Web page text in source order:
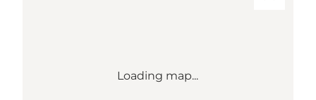
Loading map...